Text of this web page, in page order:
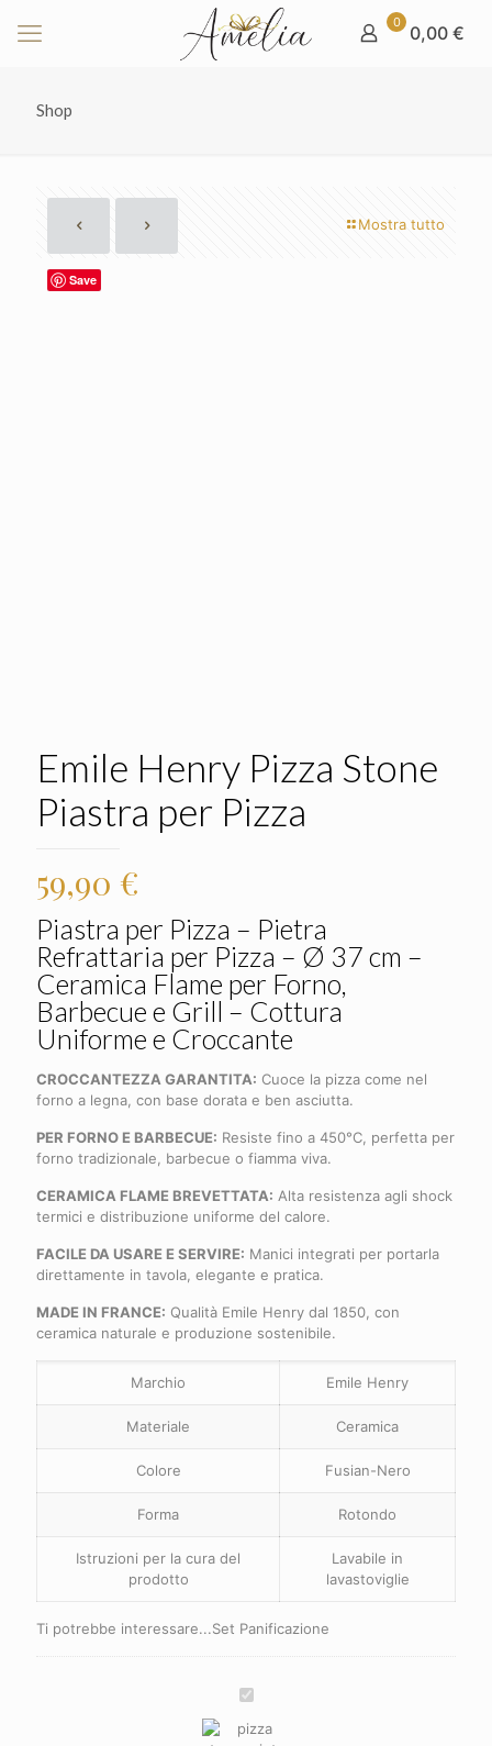
0 0,00 €
Shop
Mostra tutto
Save
Emile Henry Pizza Stone
Piastra per Pizza
59,90 €
Piastra per Pizza – Pietra
Refrattaria per Pizza – Ø 37 cm –
Ceramica Flame per Forno,
Barbecue e Grill – Cottura
Uniforme e Croccante
CROCCANTEZZA GARANTITA: Cuoce la pizza come nel
forno a legna, con base dorata e ben asciutta.
PER FORNO E BARBECUE: Resiste fino a 450°C, perfetta per
forno tradizionale, barbecue o fiamma viva.
CERAMICA FLAME BREVETTATA: Alta resistenza agli shock
termici e distribuzione uniforme del calore.
FACILE DA USARE E SERVIRE: Manici integrati per portarla
direttamente in tavola, elegante e pratica.
MADE IN FRANCE: Qualità Emile Henry dal 1850, con
ceramica naturale e produzione sostenibile.
Marchio Emile Henry
Materiale Ceramica
Colore Fusian-Nero
Forma Rotondo
Istruzioni per la cura del
prodotto
Lavabile in
lavastoviglie
Ti potrebbe interessare...Set Panificazione
Emile
Pizza